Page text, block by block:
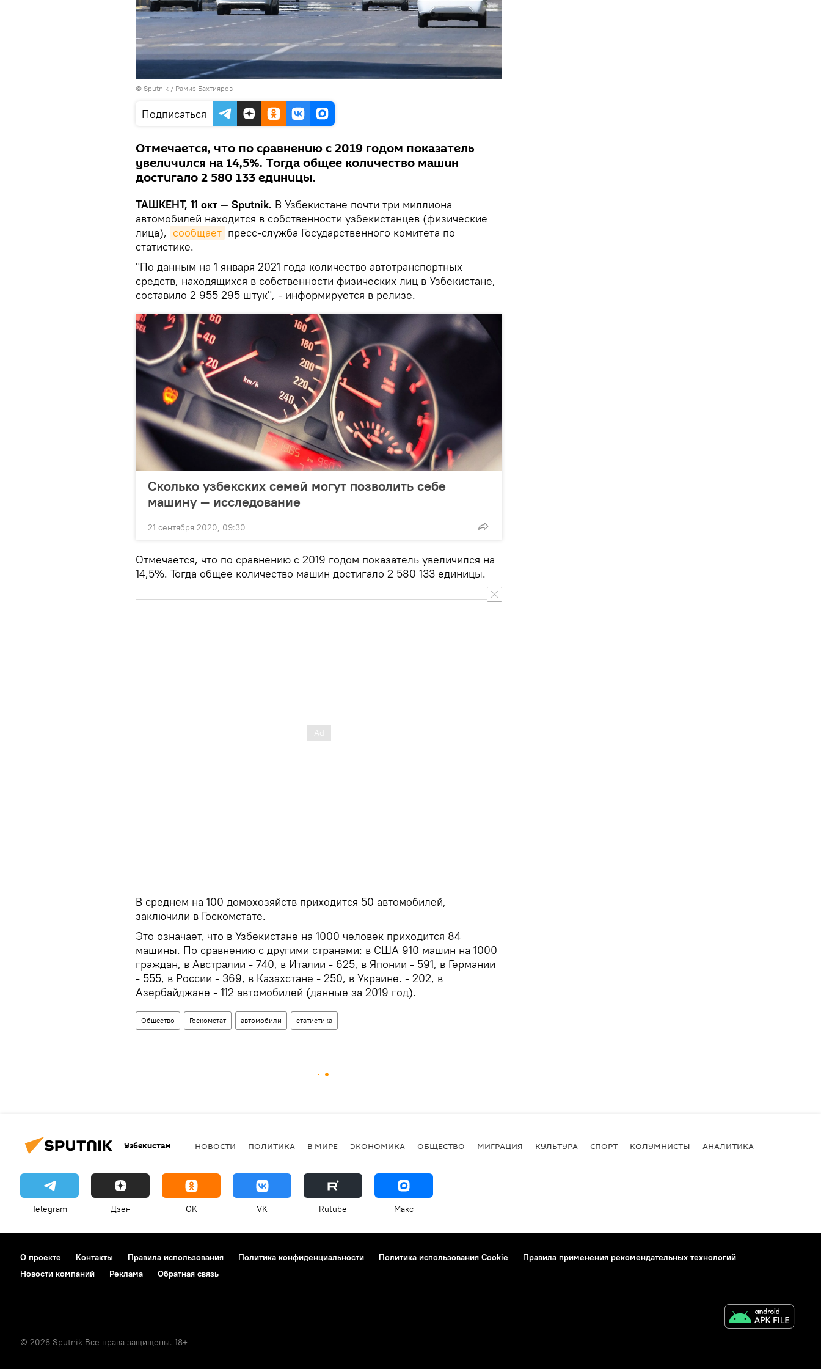
© Sputnik / Рамиз Бахтияров
Подписаться
Отмечается, что по сравнению с 2019 годом показатель
увеличился на 14,5%. Тогда общее количество машин
достигало 2 580 133 единицы.
ТАШКЕНТ, 11 окт — Sputnik. В Узбекистане почти три миллиона
автомобилей находится в собственности узбекистанцев (физические
лица), сообщает пресс-служба Государственного комитета по
статистике.
"По данным на 1 января 2021 года количество автотранспортных
средств, находящихся в собственности физических лиц в Узбекистане,
составило 2 955 295 штук", - информируется в релизе.
Сколько узбекских семей могут позволить себе
машину — исследование
21 сентября 2020, 09:30
Отмечается, что по сравнению с 2019 годом показатель увеличился на
14,5%. Тогда общее количество машин достигало 2 580 133 единицы.
В среднем на 100 домохозяйств приходится 50 автомобилей,
заключили в Госкомстате.
Это означает, что в Узбекистане на 1000 человек приходится 84
машины. По сравнению с другими странами: в США 910 машин на 1000
граждан, в Австралии - 740, в Италии - 625, в Японии - 591, в Германии
- 555, в России - 369, в Казахстане - 250, в Украине. - 202, в
Азербайджане - 112 автомобилей (данные за 2019 год).
Общество Госкомстат автомобили статистика
Узбекистан НОВОСТИ ПОЛИТИКА В МИРЕ ЭКОНОМИКА ОБЩЕСТВО МИГРАЦИЯ КУЛЬТУРА СПОРТ КОЛУМНИСТЫ АНАЛИТИКА
Telegram Дзен OK VK Rutube Макс
О проекте Контакты Правила использования Политика конфиденциальности Политика использования Cookie
Правила применения рекомендательных технологий
Новости компаний
Реклама Обратная связь
© 2026 Sputnik Все права защищены. 18+